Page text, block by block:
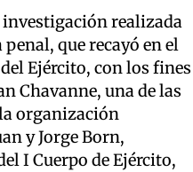
investigación realizada
que recayó en el
Ejército, con los fines
Chavanne, una de las
organización
y Jorge Born,
I Cuerpo de Ejército,